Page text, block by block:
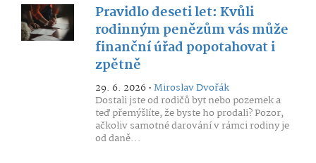
Pravidlo deseti let: Kvůli
rodinným penězům vás může
finanční úřad popotahovat i
zpětně
29. 6. 2026 •Miroslav Dvořák
Dostali jste od rodičů byt nebo pozemek a
teď přemýšlíte, že byste ho prodali? Pozor,
ačkoliv samotné darování v rámci rodiny je
od daně...